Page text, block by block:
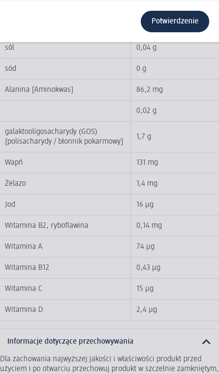
1,1 g
sól 0,04 g
sód 0 g
Alanina [Aminokwas] 86,2 mg
0,02 g
galaktooligosacharydy (GOS)
[polisacharydy / błonnik pokarmowy]
1,7 g
Wapń 131 mg
Żelazo 1,4 mg
Jod 16 µg
Witamina B2, ryboflawina 0,14 mg
Witamina A 74 µg
Witamina B12 0,43 µg
Witamina C 15 µg
Witamina D 2,4 µg
Informacje dotyczące przechowywania
Dla zachowania najwyższej jakości i właściwości produkt przed
użyciem i po otwarciu przechowuj produkt w szczelnie zamkniętym,
Potwierdzenie